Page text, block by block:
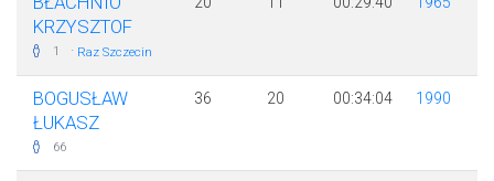
KRZYSZTOF
1 · Raz Szczecin
BOGUSŁAW
ŁUKASZ
66
36 20 00:34:04 1990